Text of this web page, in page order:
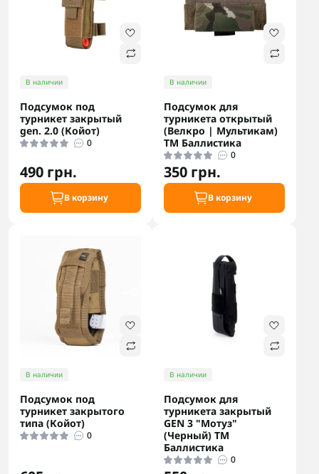
В наличии
Подсумок под
турникет закрытый
gen. 2.0 (Койот)
0
490 грн.
В корзину
В наличии
Подсумок для
турникета открытый
(Велкро | Мультикам)
ТМ Баллистика
0
350 грн.
В корзину
В наличии
Подсумок под
турникет закрытого
типа (Койот)
0
В наличии
Подсумок для
турникета закрытый
GEN 3 "Мотуз"
(Черный) ТМ
Баллистика
0